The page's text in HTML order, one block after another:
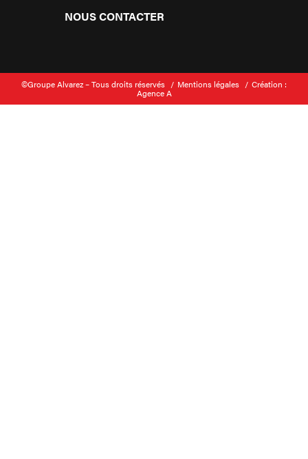
NOUS CONTACTER
©Groupe Alvarez – Tous droits réservés Mentions légales Création :
Agence A